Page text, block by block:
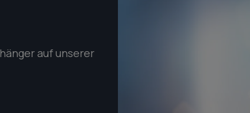
auf unserer